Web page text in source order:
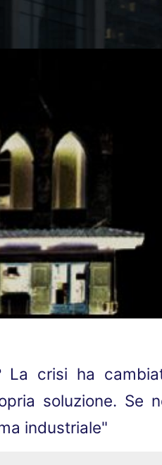
La crisi ha
soluzione. Se
industriale"